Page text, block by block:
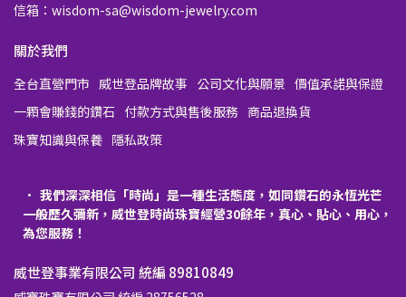
信箱：wisdom-sa@wisdom-jewelry.com
關於我們
全台直營門市 威世登品牌故事 公司文化與願景 價值承諾與保證
一顆會賺錢的鑽石 付款方式與售後服務 商品退換貨
珠寶知識與保養 隱私政策
我們深深相信「時尚」是一種生活態度，如同鑽石的永恆光芒
一般歷久彌新，威世登時尚珠寶經營30餘年，真心、貼心、用心，
為您服務！
威世登事業有限公司 統編 89810849